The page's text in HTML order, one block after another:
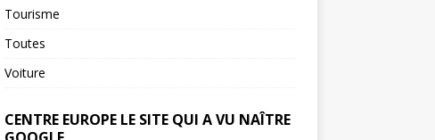
Tourisme
Toutes
Voiture
CENTRE EUROPE LE SITE QUI A VU NAÎTRE